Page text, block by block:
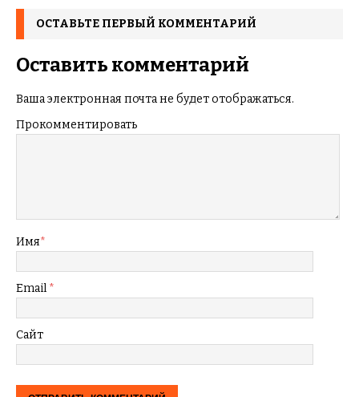
ОСТАВЬТЕ ПЕРВЫЙ КОММЕНТАРИЙ
Оставить комментарий
Ваша электронная почта не будет отображаться.
Прокомментировать
Имя*
Email *
Сайт